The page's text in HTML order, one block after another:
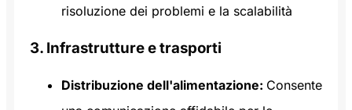
risoluzione dei problemi e la scalabilità
3. Infrastrutture e trasporti
Distribuzione dell'alimentazione: Consente